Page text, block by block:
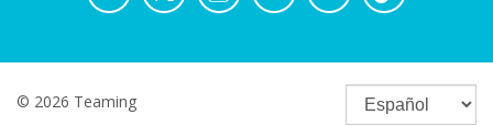
© 2026 Teaming